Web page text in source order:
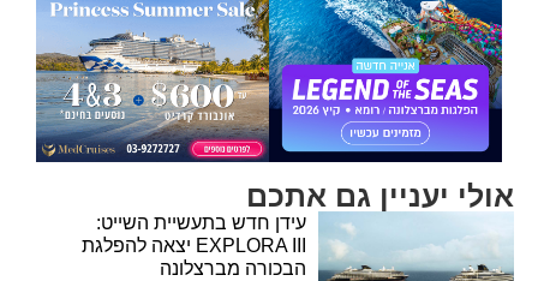
אולי יעניין גם אתכם
עידן חדש בתעשיית השייט:
EXPLORA III יצאה להפלגת
הבכורה מברצלונה